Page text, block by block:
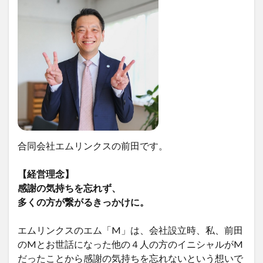
合同会社エムリンクスの前田です。
【経営理念】
感謝の気持ちを忘れず、
多くの方が繋がるきっかけに。
エムリンクスのエム「M」は、会社設立時、私、前田
のMとお世話になった他の４人の方のイニシャルがM
だったことから感謝の気持ちを忘れないという想いで